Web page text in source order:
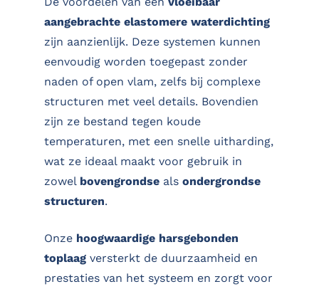
aangebrachte elastomere waterdichting
zijn aanzienlijk. Deze systemen kunnen
eenvoudig worden toegepast zonder
naden of open vlam, zelfs bij complexe
structuren met veel details. Bovendien
zijn ze bestand tegen koude
temperaturen, met een snelle uitharding,
wat ze ideaal maakt voor gebruik in
zowel bovengrondse alsondergrondse
structuren.
Onze hoogwaardige harsgebonden
toplaagversterkt de duurzaamheid en
prestaties van het systeem en zorgt voor